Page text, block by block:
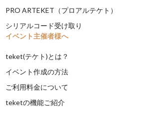
PRO ARTEKET（プロアルテケト）
シリアルコード受け取り
イベント主催者様へ
teket(テケト)とは？
イベント作成の方法
ご利用料金について
teketの機能ご紹介